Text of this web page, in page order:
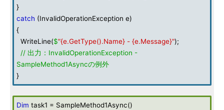
}
catch (InvalidOperationException e)
{
WriteLine($"{e.GetType().Name} - {e.Message}");
// 出力：InvalidOperationException -
SampleMethod1Asyncの例外
}
Dim task1 = SampleMethod1Async()